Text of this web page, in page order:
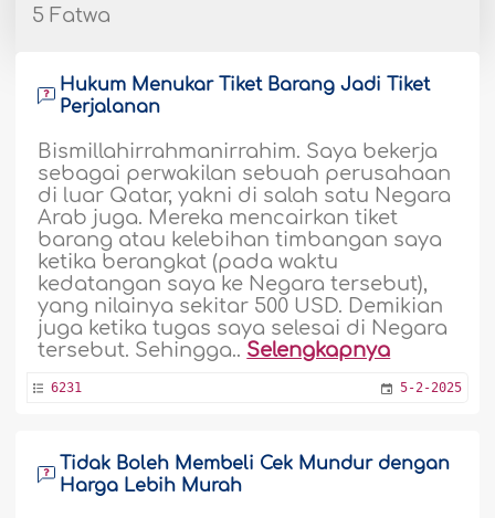
5 Fatwa
Hukum Menukar Tiket Barang Jadi Tiket
Perjalanan
Bismillahirrahmanirrahim. Saya bekerja
sebagai perwakilan sebuah perusahaan
di luar Qatar, yakni di salah satu Negara
Arab juga. Mereka mencairkan tiket
barang atau kelebihan timbangan saya
ketika berangkat (pada waktu
kedatangan saya ke Negara tersebut),
yang nilainya sekitar 500 USD. Demikian
juga ketika tugas saya selesai di Negara
tersebut. Sehingga.. Selengkapnya
6231 5-2-2025
Tidak Boleh Membeli Cek Mundur dengan
Harga Lebih Murah